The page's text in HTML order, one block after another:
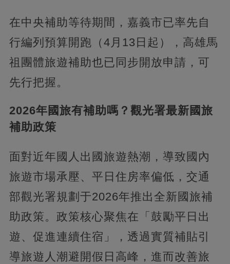
在中央補助等待期間，嘉義市已率先自
行編列預算開跑（4月13日起），高雄馬
祖團體旅遊補助也已同步開放申請，可
先行把握。
2026年國旅有補助嗎？觀光署最新國旅
補助政策
面對近年國人出國旅遊熱潮，導致國內
旅遊市場承壓、平日住房率偏低，交通
部觀光署規劃于2026年推出全新國旅補
助政策。政策核心聚焦在「鼓勵平日出
遊、促進連續住宿」，透過實質補貼引
導旅遊人潮避開假日高峰，進而改善旅